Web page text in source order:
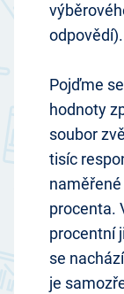
odpovědí).
Pojďme
hodnoty
soubor
tisíc
procenta.
procentní
se
je